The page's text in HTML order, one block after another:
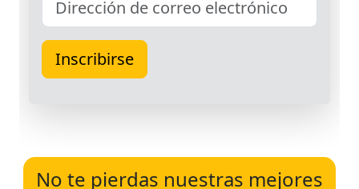
No te pierdas nuestras mejores